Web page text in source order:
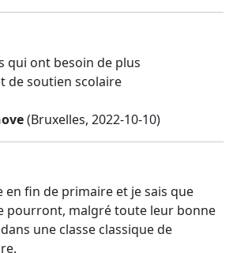
qui ont besoin de plus
de soutien scolaire
(Bruxelles, 2022-10-10)
en fin de primaire et je sais que
pourront, malgré toute leur bonne
une classe classique de